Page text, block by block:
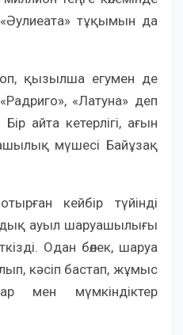
тұқымын да
қызылша егумен де
«Латуна» деп
айта кетерлігі, ағын
мүшесі Байұзақ
кейбір түйінді
ауыл шаруашылығы
Одан бөлек, шаруа
кәсіп бастап, жұмыс
мен мүмкіндіктер